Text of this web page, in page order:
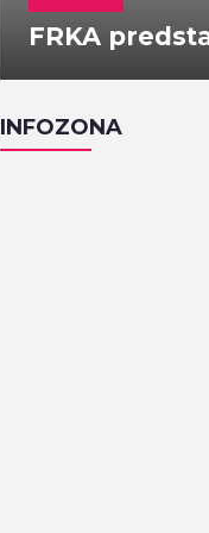
FRKA
INFOZONA